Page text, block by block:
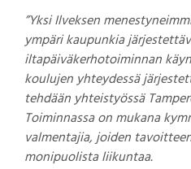
”Yksi Ilveksen
ympäri kaupunkia
iltapäiväkerhotoiminnan
koulujen yhteydessä
tehdään yhteistyössä
Toiminnassa on mukana
valmentajia, joiden
monipuolista liikuntaa.